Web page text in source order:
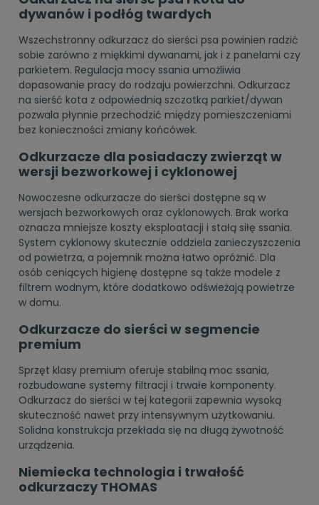
dywanów i podłóg twardych
Wszechstronny odkurzacz do sierści psa powinien radzić
sobie zarówno z miękkimi dywanami, jak i z panelami czy
parkietem. Regulacja mocy ssania umożliwia
dopasowanie pracy do rodzaju powierzchni. Odkurzacz
na sierść kota z odpowiednią szczotką parkiet/dywan
pozwala płynnie przechodzić między pomieszczeniami
bez konieczności zmiany końcówek.
Odkurzacze dla posiadaczy zwierząt w
wersji bezworkowej i cyklonowej
Nowoczesne odkurzacze do sierści dostępne są w
wersjach bezworkowych oraz cyklonowych. Brak worka
oznacza mniejsze koszty eksploatacji i stałą siłę ssania.
System cyklonowy skutecznie oddziela zanieczyszczenia
od powietrza, a pojemnik można łatwo opróżnić. Dla
osób ceniących higienę dostępne są także modele z
filtrem wodnym, które dodatkowo odświeżają powietrze
w domu.
Odkurzacze do sierści w segmencie
premium
Sprzęt klasy premium oferuje stabilną moc ssania,
rozbudowane systemy filtracji i trwałe komponenty.
Odkurzacz do sierści w tej kategorii zapewnia wysoką
skuteczność nawet przy intensywnym użytkowaniu.
Solidna konstrukcja przekłada się na długą żywotność
urządzenia.
Niemiecka technologia i trwałość
odkurzaczy THOMAS